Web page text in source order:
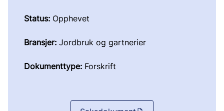
Status: Opphevet
Bransjer: Jordbruk og gartnerier
Dokumenttype: Forskrift